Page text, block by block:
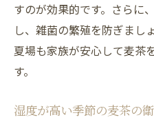
すのが効果的です。さらに
し、雑菌の繁殖を防ぎまし
夏場も家族が安心して麦茶
す。
湿度が高い季節の麦茶の